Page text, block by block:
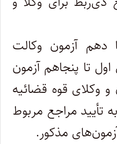
دهم آزمون وکالت
تا پنجاهم آزمون
وکلای قوه قضائیه
تأیید مراجع مربوط
مذکور.